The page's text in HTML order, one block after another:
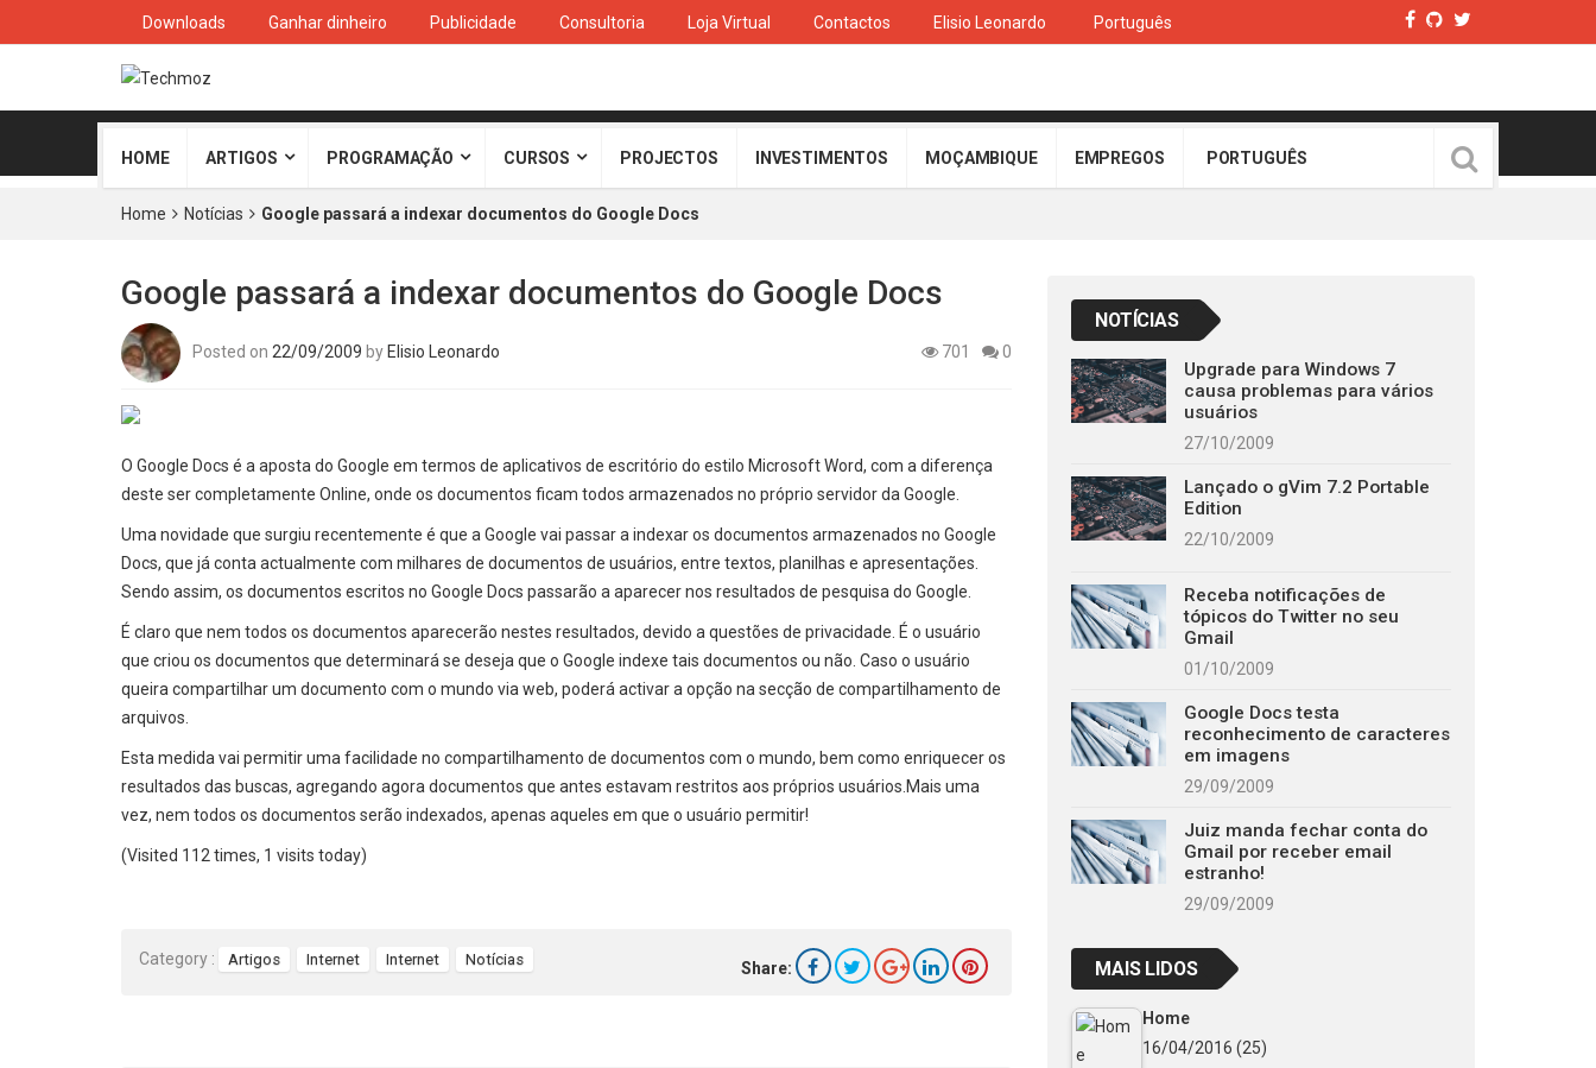
Downloads Ganhar dinheiro Publicidade Consultoria Loja Virtual Contactos Elisio Leonardo Português
HOME ARTIGOS PROGRAMAÇÃO CURSOS PROJECTOS INVESTIMENTOS MOÇAMBIQUE EMPREGOS PORTUGUÊS
Home Notícias Google passará a indexar documentos do Google Docs
Google passará a indexar documentos do Google Docs
Posted on 22/09/2009 by Elisio Leonardo 701 0
O Google Docs é a aposta do Google em termos de aplicativos de escritório do estilo Microsoft Word, com a diferença
deste ser completamente Online, onde os documentos ficam todos armazenados no próprio servidor da Google.
Uma novidade que surgiu recentemente é que a Google vai passar a indexar os documentos armazenados no Google
Docs, que já conta actualmente com milhares de documentos de usuários, entre textos, planilhas e apresentações.
Sendo assim, os documentos escritos no Google Docs passarão a aparecer nos resultados de pesquisa do Google.
É claro que nem todos os documentos aparecerão nestes resultados, devido a questões de privacidade. É o usuário
que criou os documentos que determinará se deseja que o Google indexe tais documentos ou não. Caso o usuário
queira compartilhar um documento com o mundo via web, poderá activar a opção na secção de compartilhamento de
arquivos.
Esta medida vai permitir uma facilidade no compartilhamento de documentos com o mundo, bem como enriquecer os
resultados das buscas, agregando agora documentos que antes estavam restritos aos próprios usuários.Mais uma
vez, nem todos os documentos serão indexados, apenas aqueles em que o usuário permitir!
(Visited 112 times, 1 visits today)
Category : Artigos Internet Internet Notícias Share:
NOTÍCIAS
Upgrade para Windows 7
causa problemas para vários
usuários
27/10/2009
Lançado o gVim 7.2 Portable
Edition
22/10/2009
Receba notificações de
tópicos do Twitter no seu
Gmail
01/10/2009
Google Docs testa
reconhecimento de caracteres
em imagens
29/09/2009
Juiz manda fechar conta do
Gmail por receber email
estranho!
29/09/2009
MAIS LIDOS
Home
16/04/2016 (25)